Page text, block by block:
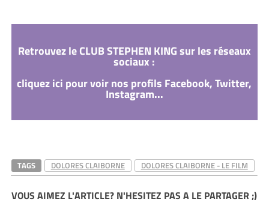
Retrouvez le CLUB STEPHEN KING sur les réseaux
sociaux :
cliquez ici pour voir nos profils Facebook, Twitter,
Instagram...
TAGS DOLORES CLAIBORNE DOLORES CLAIBORNE - LE FILM
VOUS AIMEZ L'ARTICLE? N'HESITEZ PAS A LE PARTAGER ;)